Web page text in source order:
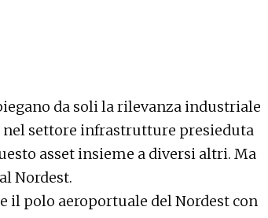
da soli la rilevanza industriale
nel settore infrastrutture presieduta
asset insieme a diversi altri. Ma
Nordest.
il polo aeroportuale del Nordest con